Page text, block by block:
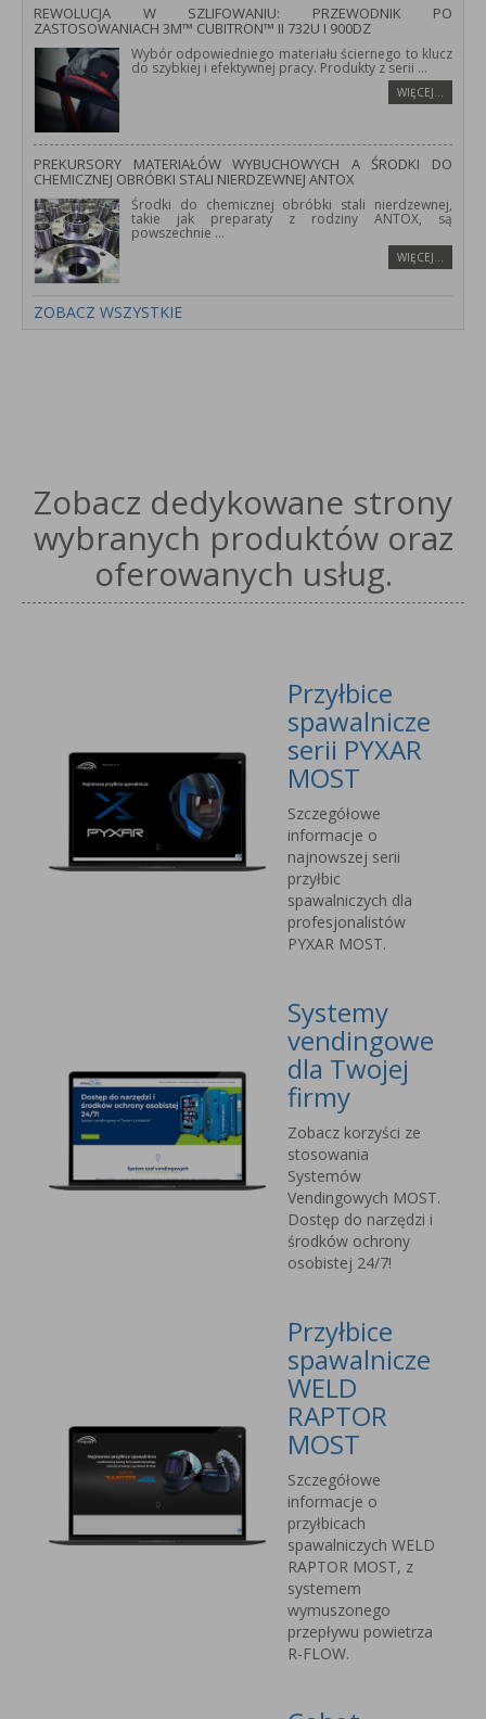
REWOLUCJA W SZLIFOWANIU: PRZEWODNIK PO
ZASTOSOWANIACH 3M™ CUBITRON™ II 732U I 900DZ
Wybór odpowiedniego materiału ściernego to klucz
do szybkiej i efektywnej pracy. Produkty z serii ...
WIĘCEJ…
PREKURSORY MATERIAŁÓW WYBUCHOWYCH A ŚRODKI DO
CHEMICZNEJ OBRÓBKI STALI NIERDZEWNEJ ANTOX
Środki do chemicznej obróbki stali nierdzewnej,
takie jak preparaty z rodziny ANTOX, są
powszechnie...
WIĘCEJ…
ZOBACZ WSZYSTKIE
Zobacz dedykowane strony
wybranych produktów oraz
oferowanych usług.
Przyłbice
spawalnicze
serii PYXAR
MOST
Szczegółowe
informacje o
najnowszej serii
przyłbic
spawalniczych dla
profesjonalistów
PYXAR MOST.
Systemy
vendingowe
dla Twojej
firmy
Zobacz korzyści ze
stosowania
Systemów
Vendingowych MOST.
Dostęp do narzędzi i
środków ochrony
osobistej 24/7!
Przyłbice
spawalnicze
WELD
RAPTOR
MOST
Szczegółowe
informacje o
przyłbicach
spawalniczych WELD
RAPTOR MOST, z
systemem
wymuszonego
przepływu powietrza
R-FLOW.